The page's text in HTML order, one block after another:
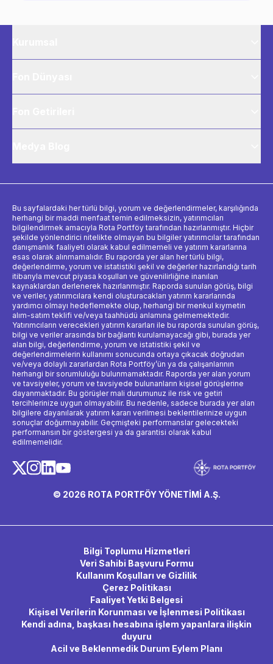
Bu sayfalardaki her türlü bilgi, yorum ve değerlendirmeler, karşılığında
herhangi bir maddi menfaat temin edilmeksizin, yatırımcıları
bilgilendirmek amacıyla Rota Portföy tarafından hazırlanmıştır. Hiçbir
şekilde yönlendirici nitelikte olmayan bu bilgiler yatırımcılar tarafından
danışmanlık faaliyeti olarak kabul edilmemeli ve yatırım kararlarına
esas olarak alınmamalıdır. Bu raporda yer alan her türlü bilgi,
değerlendirme, yorum ve istatistiki şekil ve değerler hazırlandığı tarih
itibarıyla mevcut piyasa koşulları ve güvenilirliğine inanılan
kaynaklardan derlenerek hazırlanmıştır. Raporda sunulan görüş, bilgi
ve veriler, yatırımcılara kendi oluşturacakları yatırım kararlarında
yardımcı olmayı hedeflemekte olup, herhangi bir menkul kıymetin
alım-satım teklifi ve/veya taahhüdü anlamına gelmemektedir.
Yatırımcıların verecekleri yatırım kararları ile bu raporda sunulan görüş,
bilgi ve veriler arasında bir bağlantı kurulamayacağı gibi, burada yer
alan bilgi, değerlendirme, yorum ve istatistiki şekil ve
değerlendirmelerin kullanımı sonucunda ortaya çıkacak doğrudan
ve/veya dolaylı zararlardan Rota Portföy’ün ya da çalışanlarının
herhangi bir sorumluluğu bulunmamaktadır. Raporda yer alan yorum
ve tavsiyeler, yorum ve tavsiyede bulunanların kişisel görüşlerine
dayanmaktadır. Bu görüşler mali durumunuz ile risk ve getiri
tercihlerinize uygun olmayabilir. Bu nedenle, sadece burada yer alan
bilgilere dayanılarak yatırım kararı verilmesi beklentilerinize uygun
sonuçlar doğurmayabilir. Geçmişteki performanslar gelecekteki
performansın bir göstergesi ya da garantisi olarak kabul
edilmemelidir.
© 2026 ROTA PORTFÖY YÖNETİMİ A.Ş.
Bilgi Toplumu Hizmetleri
Veri Sahibi Başvuru Formu
Kullanım Koşulları ve Gizlilik
Çerez Politikası
Faaliyet Yetki Belgesi
Kişisel Verilerin Korunması ve İşlenmesi Politikası
Kendi adına, başkası hesabına işlem yapanlara ilişkin
duyuru
Acil ve Beklenmedik Durum Eylem Planı